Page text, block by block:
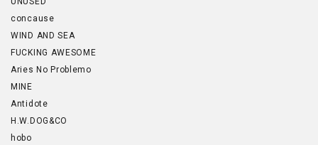
concause
WIND AND SEA
FUCKING AWESOME
Aries No Problemo
MINE
Antidote
H.W.DOG&CO
hobo